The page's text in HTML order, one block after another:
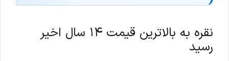
نقره به بالاترین قیمت ۱۴ سال اخیر
رسید